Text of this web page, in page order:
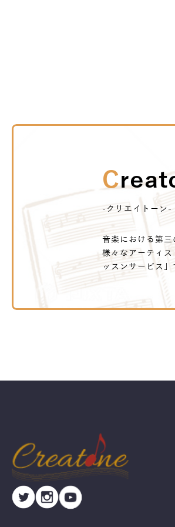
-クリエイトーン-
音楽における第
様々なアーティ
ッスンサービス」